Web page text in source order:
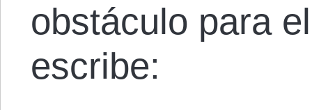
obstáculo para
escribe: